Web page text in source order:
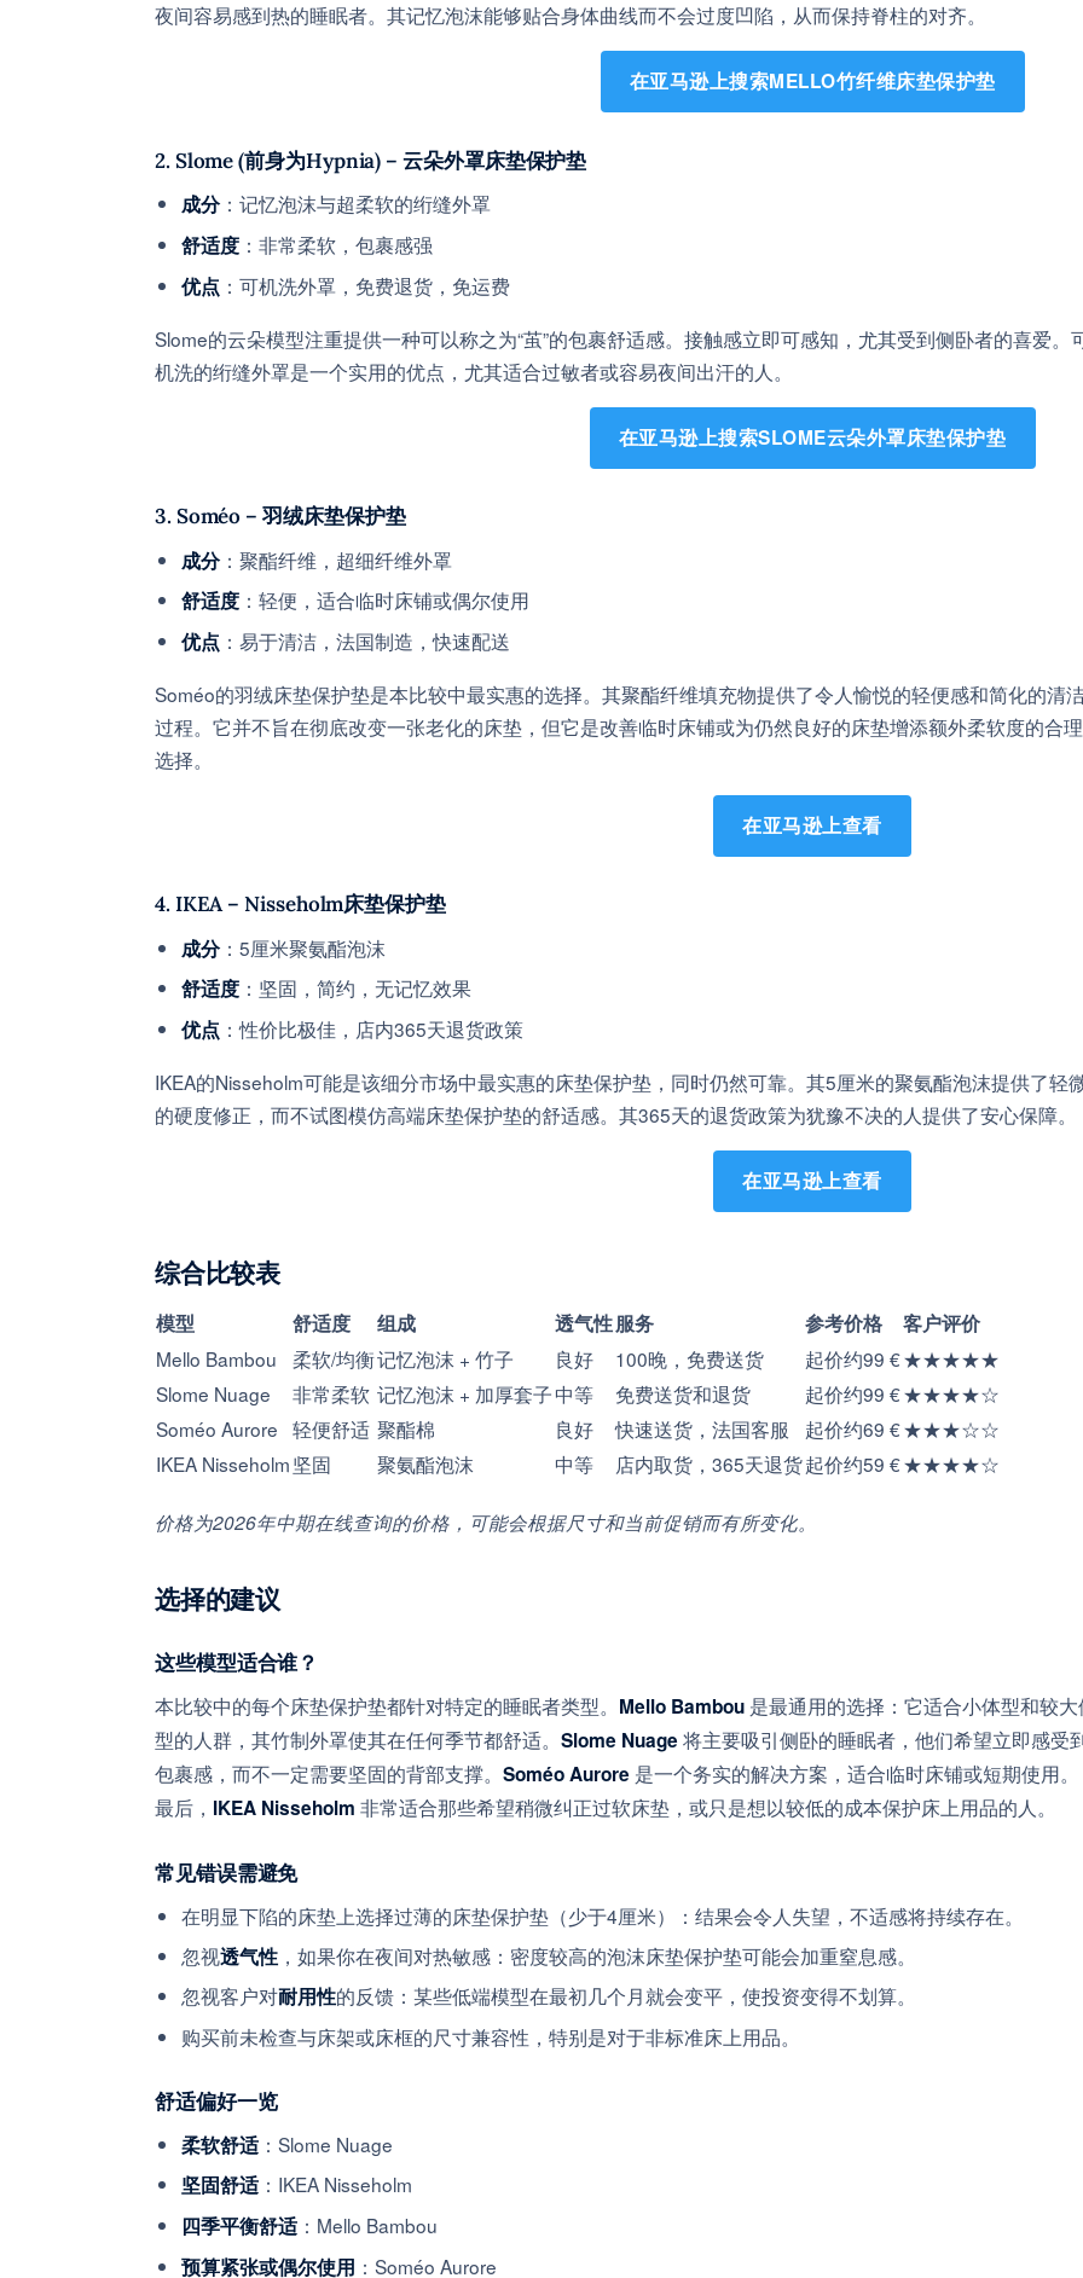
夜间容易感到热的睡眠者。其记忆泡沫能够贴合身体曲线而不会过度凹陷，从而保持脊柱的对齐。
在亚马逊上搜索MELLO竹纤维床垫保护垫
2. Slome (前身为Hypnia) – 云朵外罩床垫保护垫
成分：记忆泡沫与超柔软的绗缝外罩
舒适度 ：非常柔软，包裹感强
优点 ：可机洗外罩，免费退货，免运费
Slome的云朵模型注重提供一种可以称之为“茧”的包裹舒适感。接触感立即可感知，尤其受到侧卧者的喜爱。
机洗的绗缝外罩是一个实用的优点，尤其适合过敏者或容易夜间出汗的人。
在亚马逊上搜索SLOME云朵外罩床垫保护垫
3. Soméo – 羽绒床垫保护垫
成分：聚酯纤维，超细纤维外罩
舒适度 ：轻便，适合临时床铺或偶尔使用
优点 ：易于清洁，法国制造，快速配送
Soméo的羽绒床垫保护垫是本比较中最实惠的选择。其聚酯纤维填充物提供了令人愉悦的轻便感和简化的清
过程。它并不旨在彻底改变一张老化的床垫，但它是改善临时床铺或为仍然良好的床垫增添额外柔软度的合理
选择。
在亚马逊上查看
4. IKEA – Nisseholm床垫保护垫
成分：5厘米聚氨酯泡沫
舒适度 ：坚固，简约，无记忆效果
优点 ：性价比极佳，店内365天退货政策
IKEA的Nisseholm可能是该细分市场中最实惠的床垫保护垫，同时仍然可靠。其5厘米的聚氨酯泡沫提供了轻
的硬度修正，而不试图模仿高端床垫保护垫的舒适感。其365天的退货政策为犹豫不决的人提供了安心保障。
在亚马逊上查看
综合比较表
模型 舒适度 组成 透气性服务 参考价格
客户评价
Mello Bambou
柔软/均衡记忆泡沫 + 竹子 良好 100晚，免费送货 起价约99 €★★★★★
Slome Nuage
非常柔软 记忆泡沫 + 加厚套子中等 免费送货和退货 起价约99 €★★★★☆
Soméo Aurore 轻便舒适 聚酯棉 良好 快速送货，法国客服 起价约69 €★★★☆☆
IKEA Nisseholm坚固 聚氨酯泡沫 中等 店内取货，365天退货起价约59 €★★★★☆
价格为2026年中期在线查询的价格，可能会根据尺寸和当前促销而有所变化。
选择的建议
这些模型适合谁？
本比较中的每个床垫保护垫都针对特定的睡眠者类型。 Mello Bambou 是最通用的选择：它适合小体型和较大
型的人群，其竹制外罩使其在任何季节都舒适。 Slome Nuage 将主要吸引侧卧的睡眠者，他们希望立即感受
包裹感，而不一定需要坚固的背部支撑。 Soméo Aurore 是一个务实的解决方案，适合临时床铺或短期使用。
最后， IKEA Nisseholm 非常适合那些希望稍微纠正过软床垫，或只是想以较低的成本保护床上用品的人。
常见错误需避免
在明显下陷的床垫上选择过薄的床垫保护垫（少于4厘米）：结果会令人失望，不适感将持续存在。
忽视透气性 ，如果你在夜间对热敏感：密度较高的泡沫床垫保护垫可能会加重窒息感。
忽视客户对耐用性的反馈：某些低端模型在最初几个月就会变平，使投资变得不划算。
购买前未检查与床架或床框的尺寸兼容性，特别是对于非标准床上用品。
舒适偏好一览
柔软舒适 ：Slome Nuage
坚固舒适 ：IKEA Nisseholm
四季平衡舒适 ：Mello Bambou
预算紧张或偶尔使用 ：Soméo Aurore